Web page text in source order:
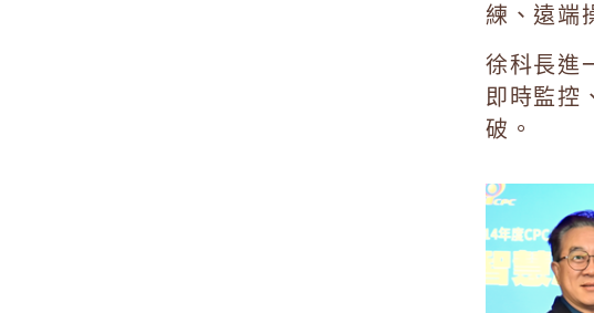
練、遠端
徐科長進
即時監控
破。